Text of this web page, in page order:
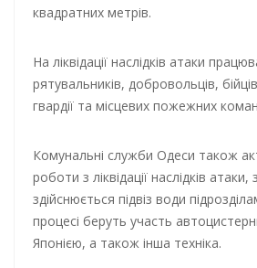
квадратних метрів.
На ліквідації наслідків атаки
рятувальників, добровольців,
гвардії та місцевих пожежних
Комунальні служби Одеси також
роботи з ліквідації наслідків
здійснюється підвіз води
процесі беруть участь
Японією, а також інша техніка.